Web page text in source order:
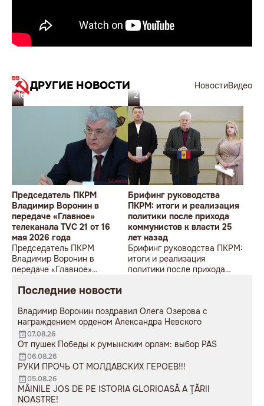
ДРУГИЕ НОВОСТИ НовостиВидео
16.05.26
Председатель ПКРМ
Владимир Воронин в
передаче «Главное»
телеканала TVC 21 от 16
мая 2026 года
Председатель ПКРМ
Владимир Воронин в
передаче «Главное»
2026 года
27.02.26
Брифинг руководства
ПКРМ: итоги и реализация
политики после прихода
коммунистов к власти 25
лет назад
Брифинг руководства ПКРМ:
итоги и реализация
политики после прихода
Последние новости
Владимир Воронин поздравил Олега Озерова с
награждением орденом Александра Невского
07.08.26
От пушек Победы к румынским орлам: выбор PAS
06.08.26
РУКИ ПРОЧЬ ОТ МОЛДАВСКИХ ГЕРОЕВ!!!
05.08.26
MÂINILE JOS DE PE ISTORIA GLORIOASĂ A ȚĂRII
NOASTRE!